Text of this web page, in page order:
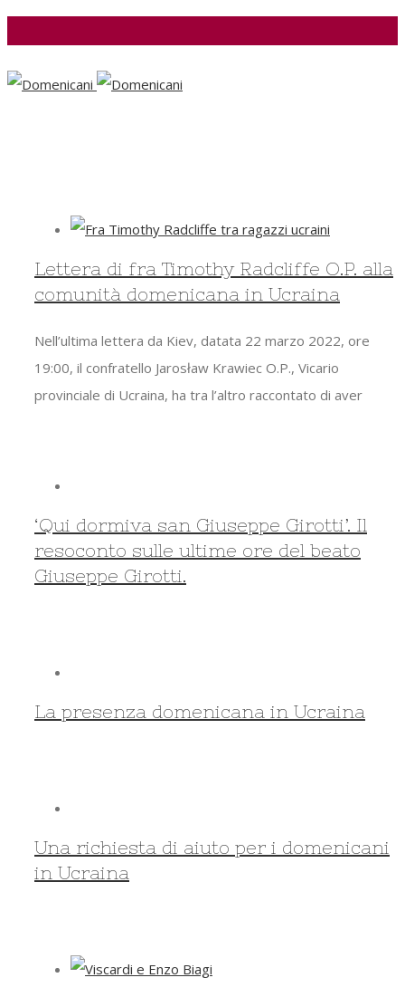
Lettera di fra Timothy Radcliffe O.P. alla
comunità domenicana in Ucraina
Nell’ultima lettera da Kiev, datata 22 marzo 2022, ore
19:00, il confratello Jarosław Krawiec O.P., Vicario
provinciale di Ucraina, ha tra l’altro raccontato di aver
‘Qui dormiva san Giuseppe Girotti’. Il
resoconto sulle ultime ore del beato
Giuseppe Girotti.
La presenza domenicana in Ucraina
Una richiesta di aiuto per i domenicani
in Ucraina